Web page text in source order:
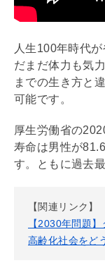
人生100年時代
だまだ体力も気
までの生き方と
可能です。
厚生労働省の
寿命は男性が
す。ともに過去
【関連リンク】
【2030年問題
高齢化社会をど